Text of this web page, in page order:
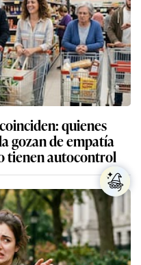
quienes
gozan de empatía
tienen autocontrol